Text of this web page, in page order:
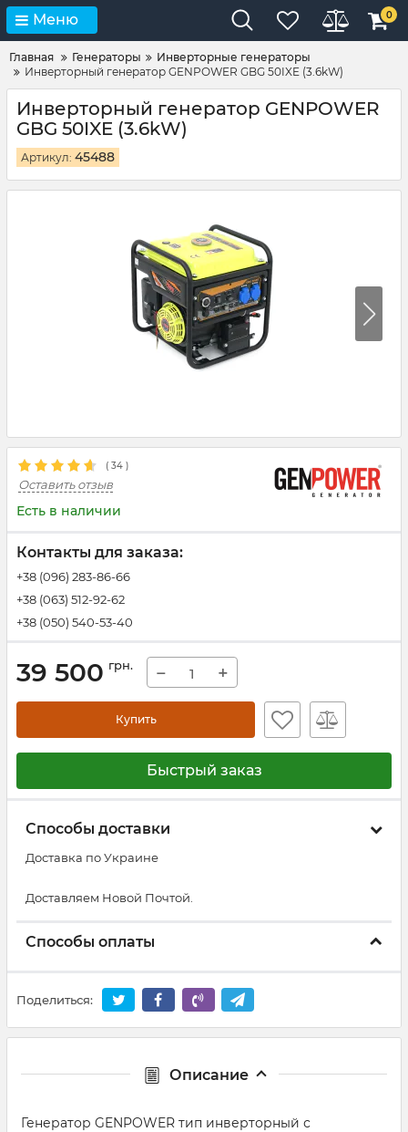
Меню 0
Главная Генераторы
Инверторные генераторы
Инверторный генератор GENPOWER GBG 50IXE (3.6kW)
Инверторный генератор GENPOWER
GBG 50IXE (3.6kW)
Артикул: 45488
( 34 )
Оставить отзыв
Есть в наличии
Контакты для заказа:
+38 (096) 283-86-66
+38 (063) 512-92-62
+38 (050) 540-53-40
39 500 грн. − +
Купить
Быстрый заказ
Способы доставки
Доставка по Украине
Доставляем Новой Почтой.
Способы оплаты
Поделиться:
Описание
Генератор GENPOWER тип инверторный с